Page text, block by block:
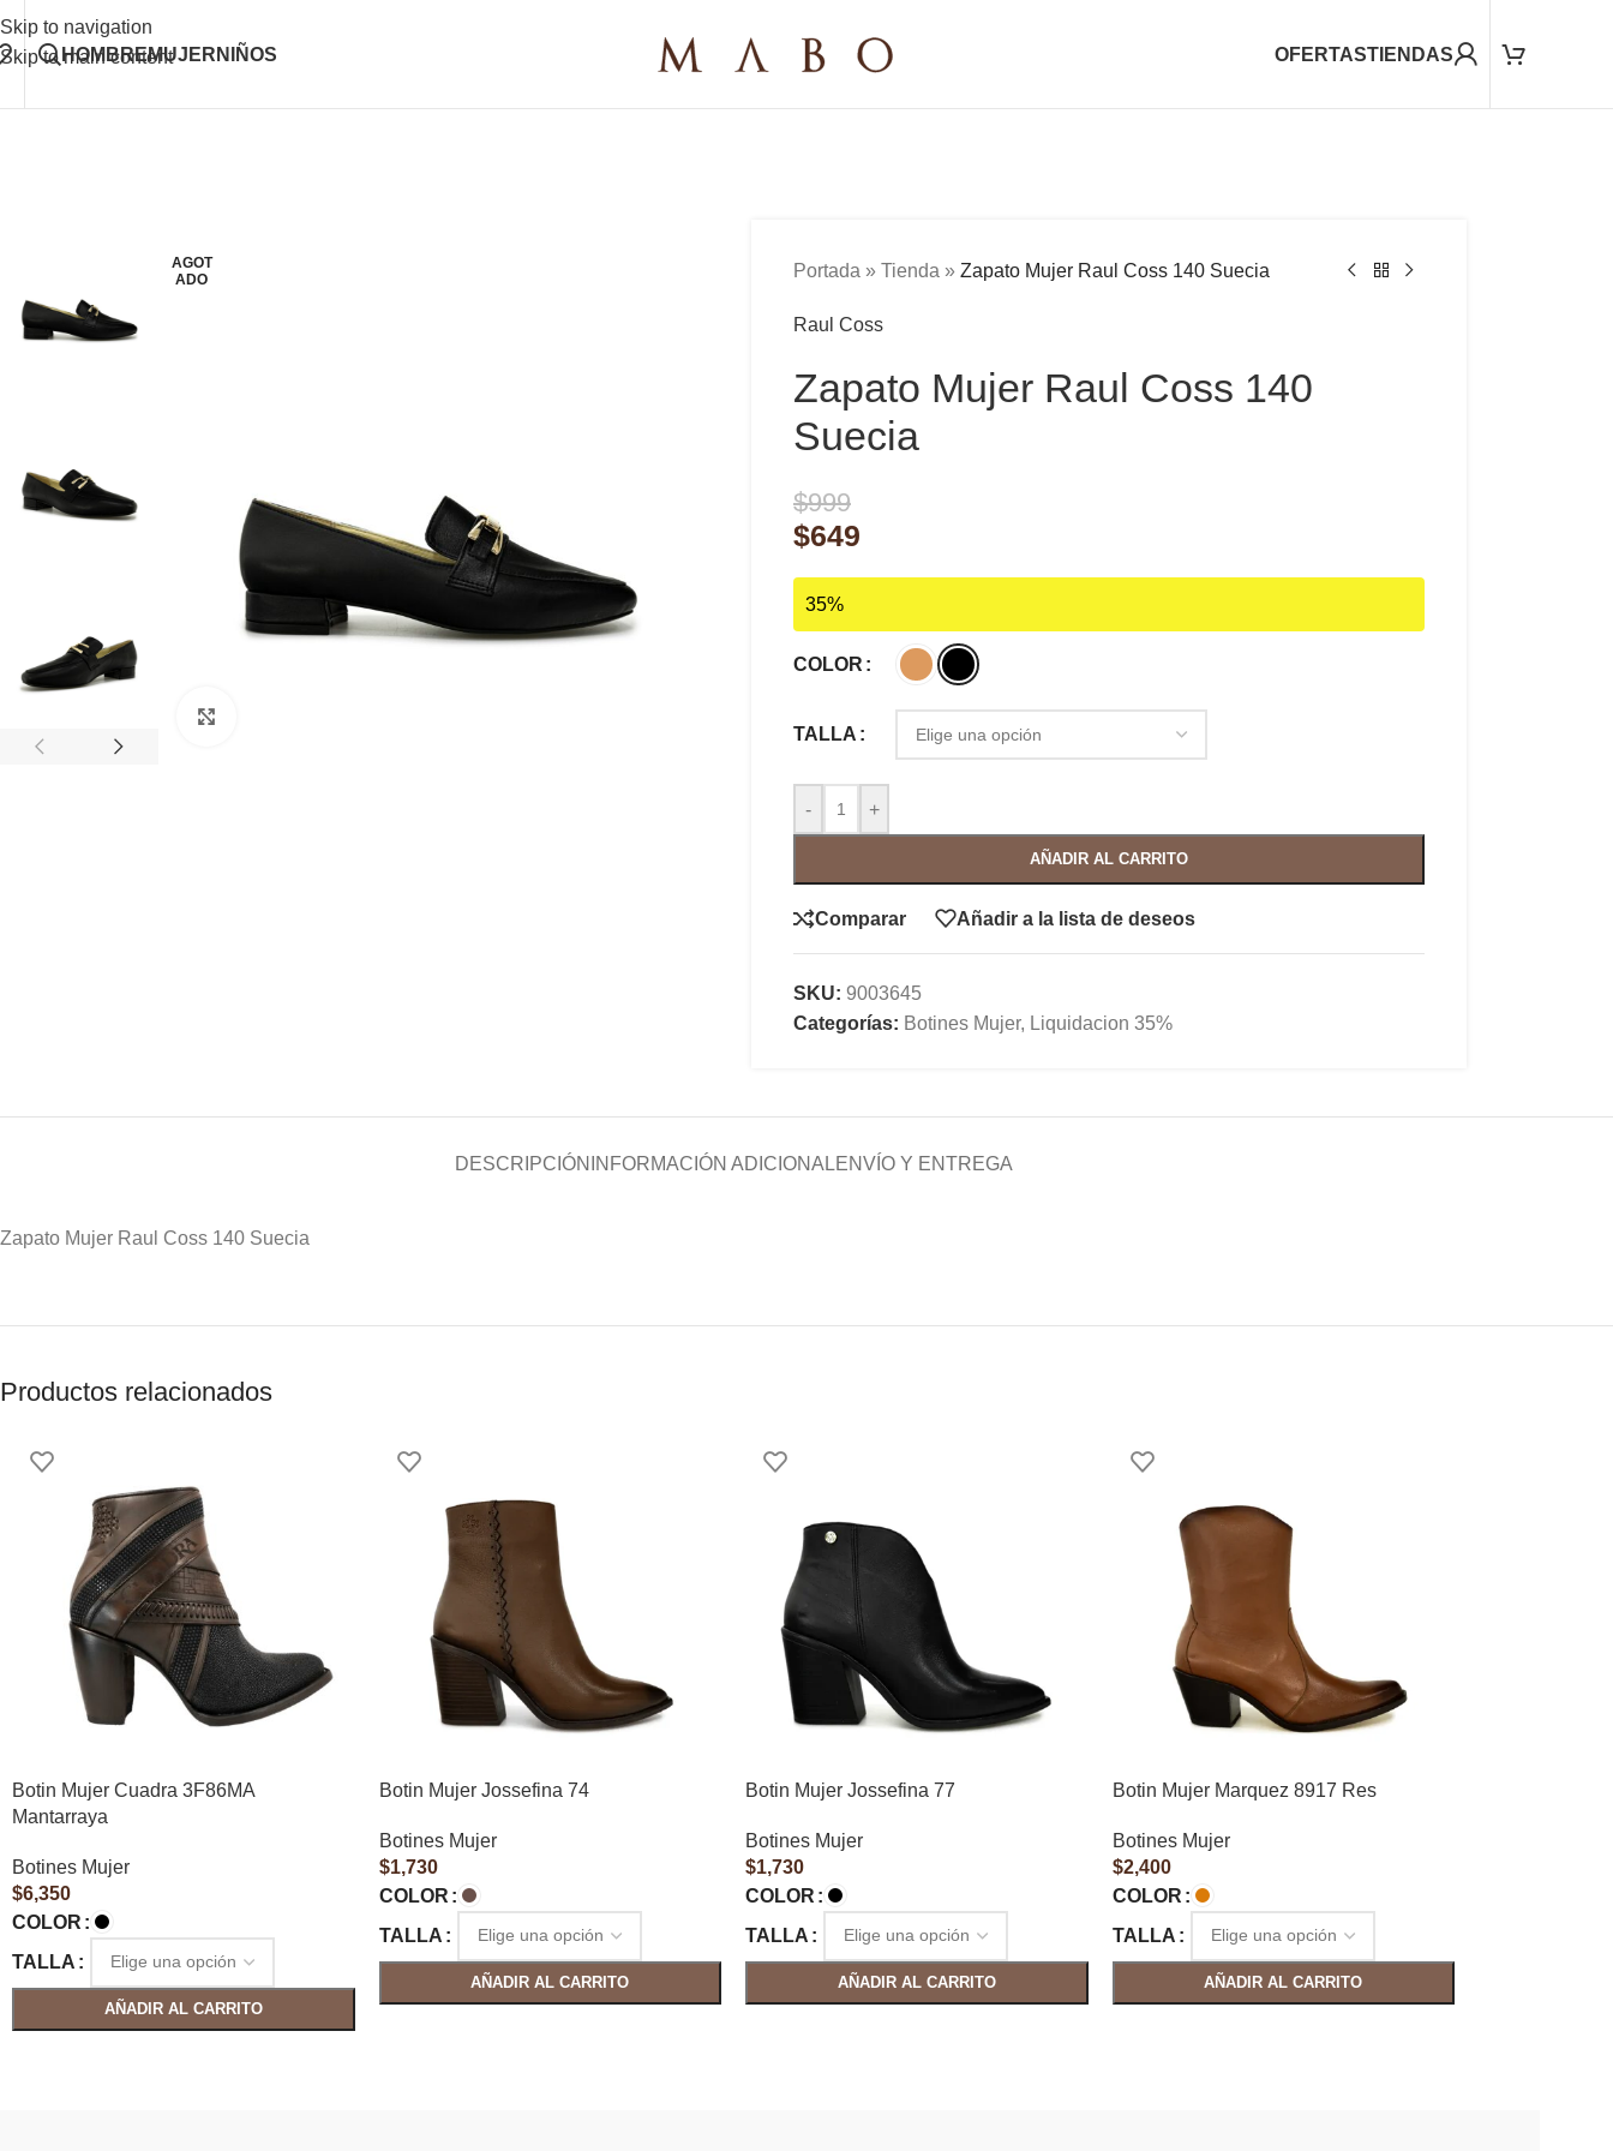
Skip to navigation
Skip to main content
HOMBREMUJER NIÑOS OFERTASTIENDAS
AGOT
ADO
Portada » Tienda » Zapato Mujer Raul Coss 140 Suecia
Raul Coss
Zapato Mujer Raul Coss 140
Suecia
$999
$649
35%
COLOR
TALLA
- +
AÑADIR AL CARRITO
Comparar Añadir a la lista de deseos
SKU: 9003645
Categorías: Botines Mujer, Liquidacion 35%
DESCRIPCIÓN INFORMACIÓN ADICIONALENVÍO Y ENTREGA
Zapato Mujer Raul Coss 140 Suecia
Productos relacionados
Botin Mujer Cuadra 3F86MA
Mantarraya
Botines Mujer
$6,350
COLOR
TALLA
AÑADIR AL CARRITO
Botin Mujer Jossefina 74
Botines Mujer
$1,730
COLOR
TALLA
AÑADIR AL CARRITO
Botin Mujer Jossefina 77
Botines Mujer
$1,730
COLOR
TALLA
AÑADIR AL CARRITO
Botin Mujer Marquez 8917 Res
Botines Mujer
$2,400
COLOR
TALLA
AÑADIR AL CARRITO